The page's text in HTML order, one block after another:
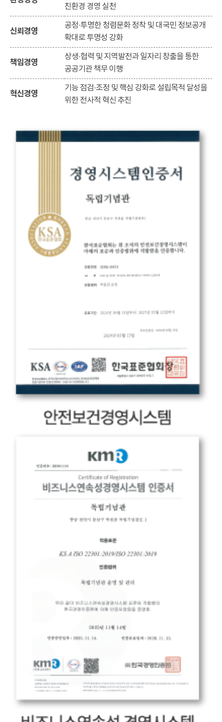
친환경 경영 실천
신뢰경영
공정·투명한 청렴문화 정착 및 대국민 정보공개
확대로 투명성 강화
책임경영
상생·협력 및 지역발전과 일자리 창출을 통한
공공기관 책무 이행
혁신경영
기능 점검·조정 및 핵심 강화로 설립목적 달성을
위한 전사적 혁신 추진